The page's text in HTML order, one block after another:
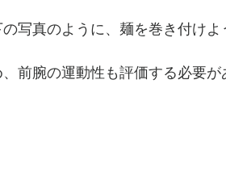
の写真のように、麺を巻き付け
、前腕の運動性も評価する必要